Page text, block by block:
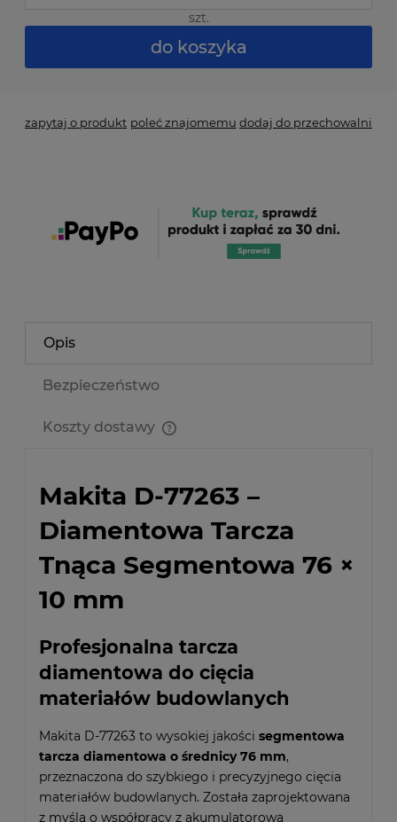
szt.
do koszyka
zapytaj o produkt poleć znajomemu dodaj do przechowalni
Opis
Bezpieczeństwo
Koszty dostawy
Makita D-77263 –
Diamentowa Tarcza
Tnąca Segmentowa 76 ×
10 mm
Profesjonalna tarcza
diamentowa do cięcia
materiałów budowlanych
Makita D-77263 to wysokiej jakości segmentowa
tarcza diamentowa o średnicy 76 mm,
przeznaczona do szybkiego i precyzyjnego cięcia
materiałów budowlanych. Została zaprojektowana
z myślą o współpracy z akumulatorową